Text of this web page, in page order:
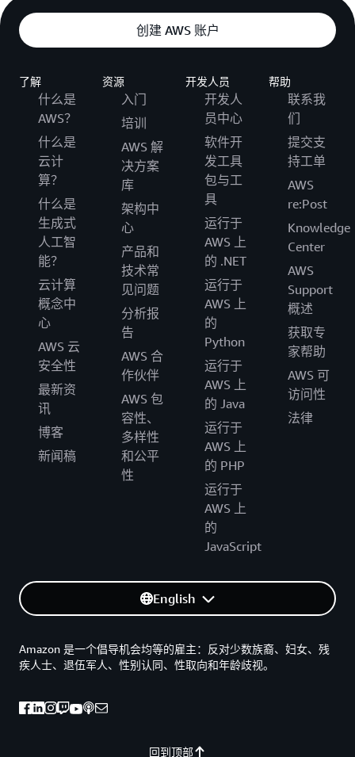
创建 AWS 账户
了解
什么是
AWS？
什么是
云计
算？
什么是
生成式
人工智
能？
云计算
概念中
心
AWS 云
安全性
最新资
讯
博客
新闻稿
资源
入门
培训
AWS 解
决方案
库
架构中
心
产品和
技术常
见问题
分析报
告
AWS 合
作伙伴
AWS 包
容性、
多样性
和公平
性
开发人员
开发人
员中心
软件开
发工具
包与工
具
运行于
AWS 上
的 .NET
运行于
AWS 上
的
Python
运行于
AWS 上
的 Java
运行于
AWS 上
的 PHP
运行于
AWS 上
的
JavaScript
帮助
联系我
们
提交支
持工单
AWS
re:Post
Knowledge
Center
AWS
Support
概述
获取专
家帮助
AWS 可
访问性
法律
English
回到顶部
Amazon 是一个倡导机会均等的雇主：反对少数族裔、妇女、残
疾人士、退伍军人、性别认同、性取向和年龄歧视。